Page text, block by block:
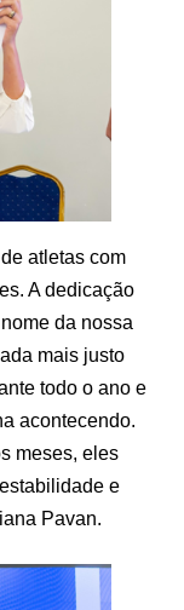
atletas com
A dedicação
da nossa
mais justo
todo o ano e
acontecendo.
meses, eles
e
Pavan.